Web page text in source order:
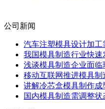
公司新闻
汽车注塑模具设计加工
我国模具制造行业快速
浅谈模具制造企业面临
移动互联网推进模具制
讲解冷芯盒模具制作成
国内模具制造需调整状